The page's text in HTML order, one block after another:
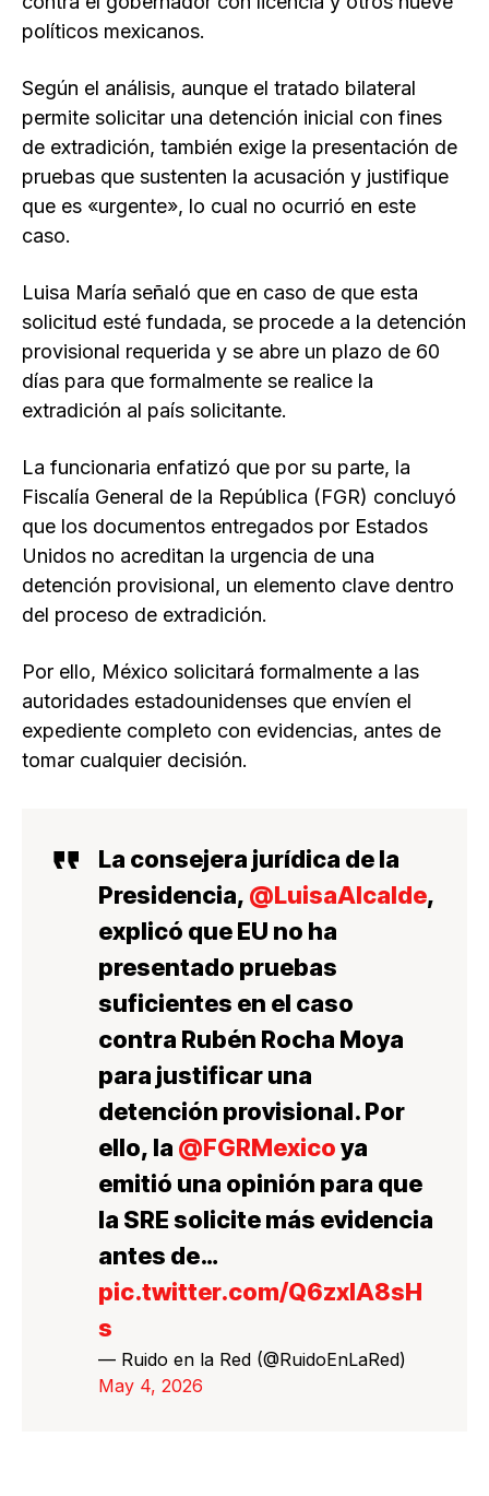
políticos mexicanos.
Según el análisis, aunque el tratado bilateral
permite solicitar una detención inicial con fines
de extradición, también exige la presentación de
pruebas que sustenten la acusación y justifique
que es «urgente», lo cual no ocurrió en este
caso.
Luisa María señaló que en caso de que esta
solicitud esté fundada, se procede a la detención
provisional requerida y se abre un plazo de 60
días para que formalmente se realice la
extradición al país solicitante.
La funcionaria enfatizó que por su parte, la
Fiscalía General de la República (FGR) concluyó
que los documentos entregados por Estados
Unidos no acreditan la urgencia de una
detención provisional, un elemento clave dentro
del proceso de extradición.
Por ello, México solicitará formalmente a las
autoridades estadounidenses que envíen el
expediente completo con evidencias, antes de
tomar cualquier decisión.
La consejera jurídica de la
Presidencia, @LuisaAlcalde,
explicó que EU no ha
presentado pruebas
suficientes en el caso
contra Rubén Rocha Moya
para justificar una
detención provisional. Por
ello, la @FGRMexicoya
emitió una opinión para que
la SRE solicite más evidencia
antes de…
pic.twitter.com/Q6zxlA8sH
s
— Ruido en la Red (@RuidoEnLaRed)
May 4, 2026